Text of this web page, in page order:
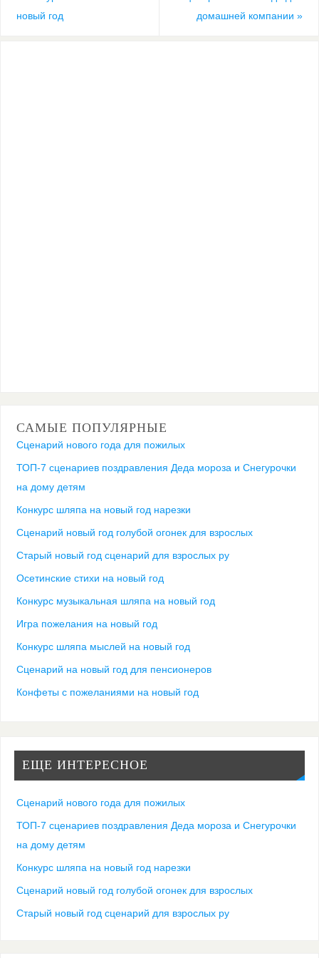
новый год
домашней компании»
САМЫЕ ПОПУЛЯРНЫЕ
Сценарий нового года для пожилых
ТОП-7 сценариев поздравления Деда мороза и Снегурочки
на дому детям
Конкурс шляпа на новый год нарезки
Сценарий новый год голубой огонек для взрослых
Старый новый год сценарий для взрослых ру
Осетинские стихи на новый год
Конкурс музыкальная шляпа на новый год
Игра пожелания на новый год
Конкурс шляпа мыслей на новый год
Сценарий на новый год для пенсионеров
Конфеты с пожеланиями на новый год
ЕЩЕ ИНТЕРЕСНОЕ
Сценарий нового года для пожилых
ТОП-7 сценариев поздравления Деда мороза и Снегурочки
на дому детям
Конкурс шляпа на новый год нарезки
Сценарий новый год голубой огонек для взрослых
Старый новый год сценарий для взрослых ру